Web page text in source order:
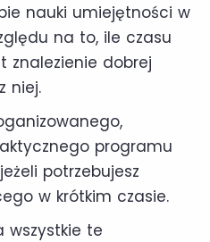
nauki umiejętności w
na to, ile czasu
znalezienie dobrej
niej.
programu
potrzebujesz
w krótkim czasie.
wszystkie te